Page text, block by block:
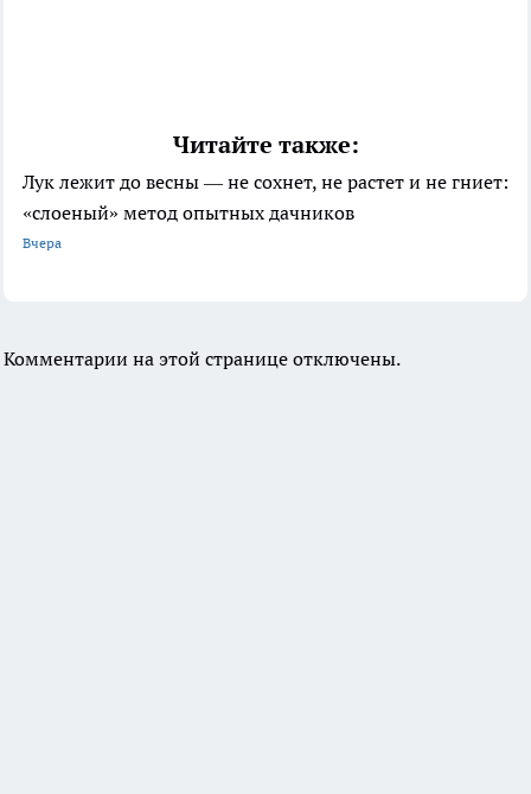
Читайте также:
Лук лежит до весны — не сохнет, не растет и не гниет:
«слоеный» метод опытных дачников
Вчера
Комментарии на этой странице отключены.